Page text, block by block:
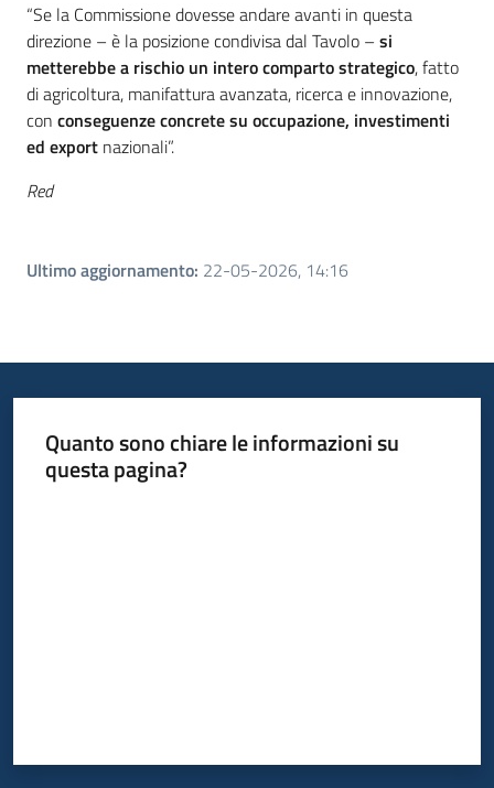
“Se la Commissione dovesse andare avanti in questa
direzione – è la posizione condivisa dal Tavolo – si
metterebbe a rischio un intero comparto strategico, fatto
di agricoltura, manifattura avanzata, ricerca e innovazione,
con conseguenze concrete su occupazione, investimenti
ed export nazionali”.
Red
Ultimo aggiornamento: 22-05-2026, 14:16
Quanto sono chiare le informazioni su
questa pagina?